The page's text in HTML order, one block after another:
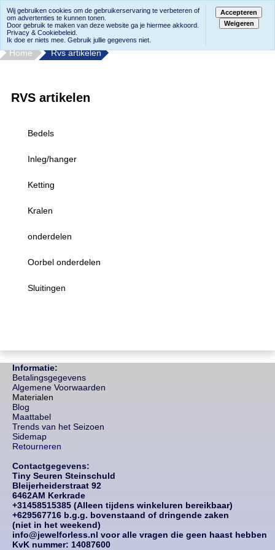
Home Rvs artikelen
RVS artikelen
Bedels
Inleg/hanger
Ketting
Kralen
onderdelen
Oorbel onderdelen
Sluitingen
Informatie:
Betalingsgegevens
Algemene Voorwaarden
Materialen
Blog
Maattabel
Trends van het Seizoen
Sidemap
Retourneren
Contactgegevens:
Tiny Seuren Steinschuld
Bleijerheiderstraat 92
6462AM Kerkrade
+31458515385 (Alleen tijdens winkeluren bereikbaar)
+629567716 b.g.g. bovenstaand of dringende zaken
(niet in het weekend)
info@jewelforless.nl voor alle vragen die geen haast hebben
KvK nummer: 14087600
Wij gebruiken cookies om de gebruikerservaring te verbeteren of
om advertenties te kunnen tonen.
Door gebruik te maken van deze website ga je hiermee akkoord.
Privacy & Cookiebeleid.
Ik doe er niets mee. Gebruik jullie gegevens niet.
Accepteren
Weigeren